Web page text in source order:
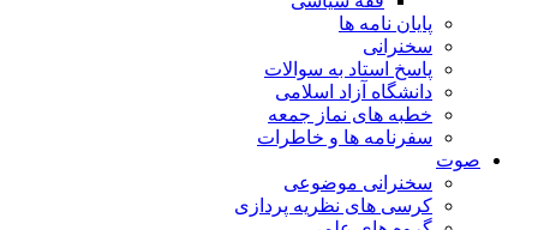
پایان نامه ها
سخنرانی
پاسخ استاد به سوالات
دانشگاه آزاد اسلامی
خطبه های نماز جمعه
سفرنامه ها و خاطرات
صوت
سخنرانی موضوعی
کرسی های نظریه پردازی